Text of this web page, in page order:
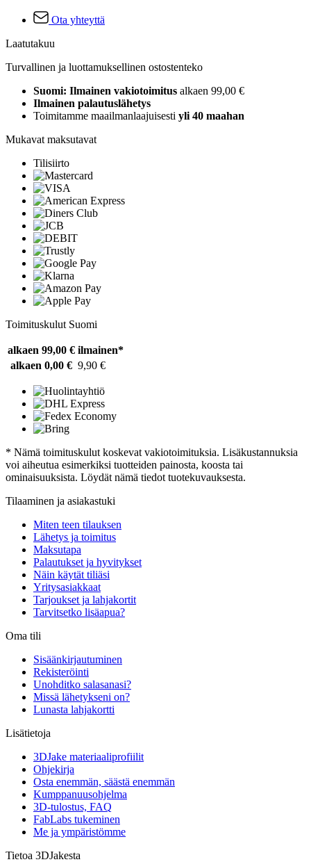
Ota yhteyttä
Laatutakuu
Turvallinen ja luottamuksellinen ostostenteko
Suomi: Ilmainen vakiotoimitus alkaen 99,00 €
Ilmainen palautuslähetys
Toimitamme maailmanlaajuisesti yli 40 maahan
Mukavat maksutavat
Tilisiirto
Toimituskulut Suomi
alkaen 99,00 € ilmainen*
alkaen 0,00 € 9,90 €
* Nämä toimituskulut koskevat vakiotoimituksia. Lisäkustannuksia
voi aiheutua esimerkiksi tuotteiden painosta, koosta tai
ominaisuuksista. Löydät nämä tiedot tuotekuvauksesta.
Tilaaminen ja asiakastuki
Miten teen tilauksen
Lähetys ja toimitus
Maksutapa
Palautukset ja hyvitykset
Näin käytät tiliäsi
Yritysasiakkaat
Tarjoukset ja lahjakortit
Tarvitsetko lisäapua?
Oma tili
Sisäänkirjautuminen
Rekisteröinti
Unohditko salasanasi?
Missä lähetykseni on?
Lunasta lahjakortti
Lisätietoja
3DJake materiaaliprofiilit
Ohjekirja
Osta enemmän, säästä enemmän
Kumppanuusohjelma
3D-tulostus, FAQ
FabLabs tukeminen
Me ja ympäristömme
Tietoa 3DJakesta